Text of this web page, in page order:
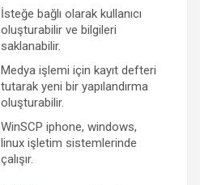
İsteğe bağlı olarak kullanıcı
oluşturabilir ve bilgileri
saklanabilir.
Medya işlemi için kayıt defteri
tutarak yeni bir yapılandırma
oluşturabilir.
WinSCP iphone, windows,
linux işletim sistemlerinde
çalışır.